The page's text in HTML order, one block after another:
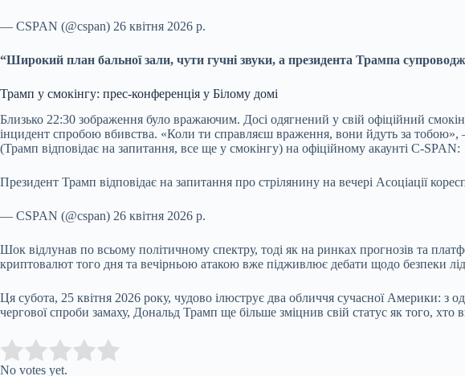
— CSPAN (@cspan) 26 квітня 2026 р.
“Широкий план бальної зали, чути гучні звуки, а президента Трампа
Трамп у смокінгу: прес-конференція у Білому домі
Близько 22:30 зображення було вражаючим. Досі одягнений у свій офіційний
інцидент спробою вбивства. «Коли ти справляєш враження, вони йдуть за
(Трамп відповідає на запитання, все ще у смокінгу) на офіційному акаунті C-SPAN:
Президент Трамп відповідає на запитання про стрілянину на вечері Асоціації
— CSPAN (@cspan) 26 квітня 2026 р.
Шок відлунав по всьому політичному спектру, тоді як на ринках прогнозів та
криптовалют того дня та вечірньою атакою вже підживлює дебати щодо безпеки
Ця субота, 25 квітня 2026 року, чудово ілюструє два обличчя сучасної Америки: з
чергової спроби замаху, Дональд Трамп ще більше зміцнив свій статус як того, хто
Rate this item:
No votes yet.